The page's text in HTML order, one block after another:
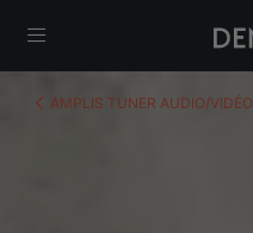
AMPLIS TUNER AUDIO/VIDÉO